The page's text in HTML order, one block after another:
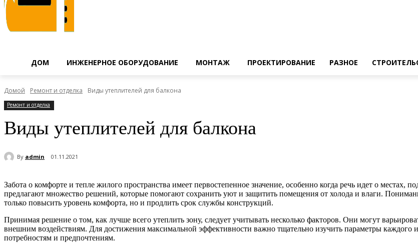
ДОМ ИНЖЕНЕРНОЕ ОБОРУДОВАНИЕ МОНТАЖ ПРОЕКТИРОВАНИЕ РАЗНОЕ
Домой Ремонт и отделка Виды утеплителей для балкона
Ремонт и отделка
Виды утеплителей для балкона
By admin 01.11.2021
Забота о комфорте и тепле жилого пространства имеет первостепенное значение, особенно когда речь идет о
предлагают множество решений, которые помогают сохранить уют и защитить помещения от холода и влаги.
только повысить уровень комфорта, но и продлить срок службы конструкций.
Принимая решение о том, как лучше всего утеплить зону, следует учитывать несколько факторов. Они могут
внешним воздействиям. Для достижения максимальной эффективности важно тщательно изучить параметры каждого
потребностям и предпочтениям.